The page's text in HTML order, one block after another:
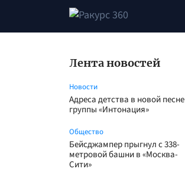
Лента новостей
Новости
Адреса детства в новой песне
группы «Интонация»
Общество
Бейсджампер прыгнул с 338-
метровой башни в «Москва-
Сити»